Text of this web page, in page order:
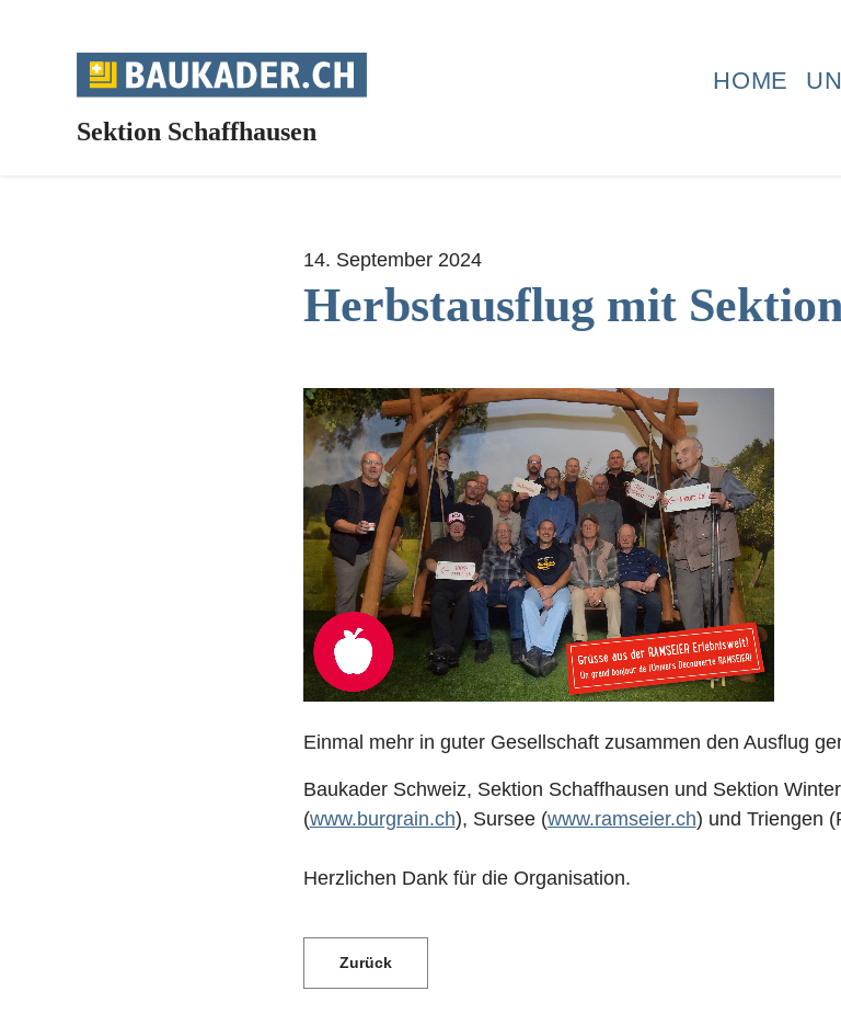
Sektion Schaffhausen
HOME
14. September 2024
Herbstausflug mit
Einmal mehr in guter Gesellschaft zusammen den Ausflug
Baukader Schweiz, Sektion Schaffhausen und Sektion
(www.burgrain.ch), Sursee (www.ramseier.ch) und Triengen
Herzlichen Dank für die Organisation.
Zurück